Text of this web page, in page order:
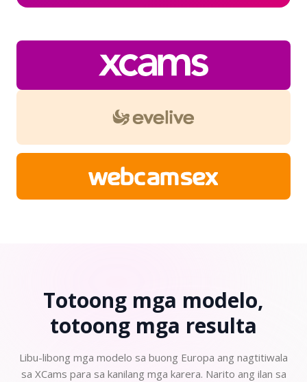
Totoong mga modelo,
totoong mga resulta
Libu-libong mga modelo sa buong Europa ang nagtitiwala
sa XCams para sa kanilang mga karera. Narito ang ilan sa